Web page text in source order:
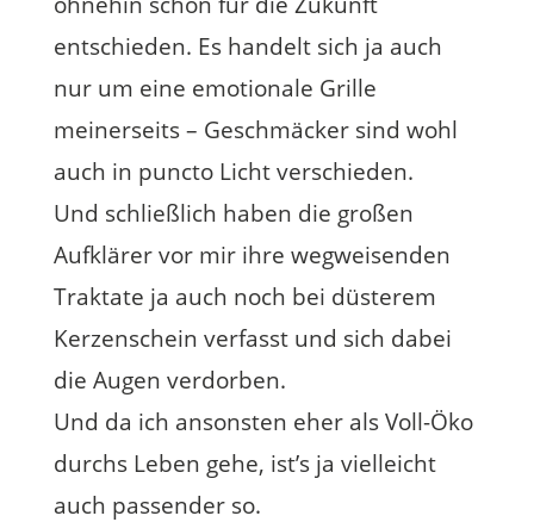
entschieden. Es handelt sich ja auch
nur um eine emotionale Grille
meinerseits – Geschmäcker sind wohl
auch in puncto Licht verschieden.
Und schließlich haben die großen
Aufklärer vor mir ihre wegweisenden
Traktate ja auch noch bei düsterem
Kerzenschein verfasst und sich dabei
die Augen verdorben.
Und da ich ansonsten eher als Voll-Öko
durchs Leben gehe, ist’s ja vielleicht
auch passender so.